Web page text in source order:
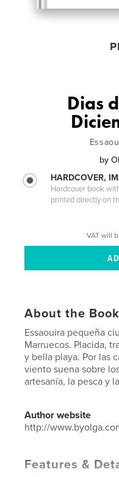
Dias
by
HARDCOVER,
Hardcover book
printed directly on
VAT will
About the Book
Essaouira pequeña
Marruecos. Placida,
y bella playa. Por las
viento suena sobre
artesanía, la pesca y
Author website
http://
Features &